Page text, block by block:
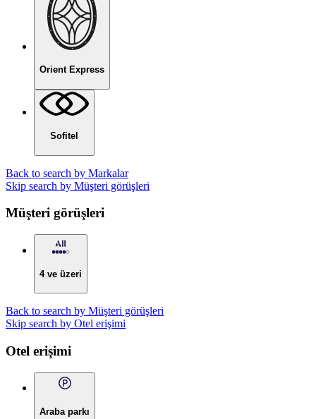
Orient Express
Sofitel
Back to search by Markalar
Skip search by Müşteri görüşleri
Müşteri görüşleri
4 ve üzeri
Back to search by Müşteri görüşleri
Skip search by Otel erişimi
Otel erişimi
Araba parkı